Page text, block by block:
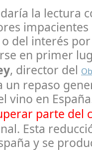
la lectura
del interés
en primer
, director del
un repaso
vino en
parte del
Esta
y se